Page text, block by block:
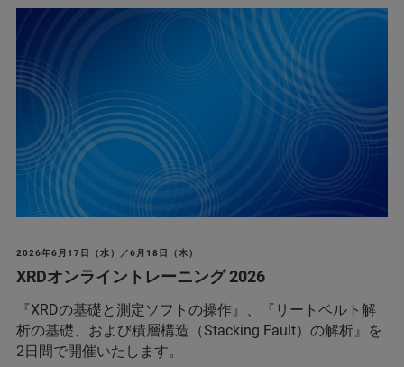
2026年6月17日（水）／6月18日（木）
XRDオンライントレーニング 2026
『XRDの基礎と測定ソフトの操作』、『リートベルト解
析の基礎、および積層構造（Stacking Fault）の解析』を
2日間で開催いたします。